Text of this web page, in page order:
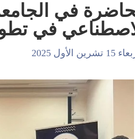
في الجامعة
في
تشرين الأول 2025